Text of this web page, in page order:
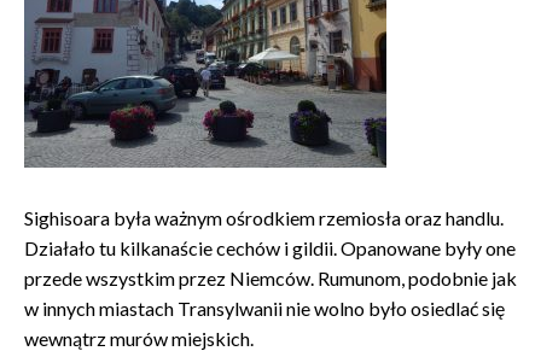
Sighisoara była ważnym ośrodkiem rzemiosła oraz handlu.
Działało tu kilkanaście cechów i gildii. Opanowane były one
przede wszystkim przez Niemców. Rumunom, podobnie jak
w innych miastach Transylwanii nie wolno było osiedlać się
wewnątrz murów miejskich.